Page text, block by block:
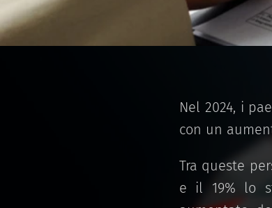
Nel 2024, i
con un
Tra queste
e il 19% lo